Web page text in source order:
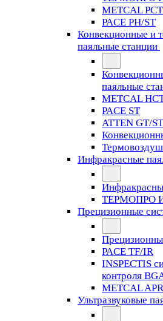
METCAL PCT
PACE PH/ST
Конвекционные и
паяльные станции
паяльные
METCAL
PACE ST
ATTEN GT/ST
Инфракрасные
ТЕРМОПРО
Прецизионные
PACE TF/IR
INSPECTIS
контроля
METCAL APR
Ультразвуковые